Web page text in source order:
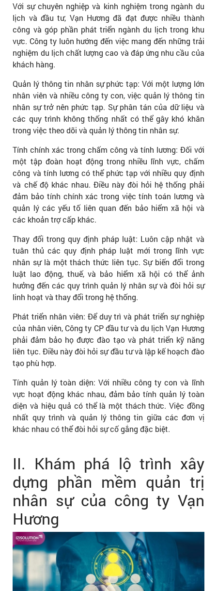
Với sự chuyên nghiệp và kinh nghiệm trong ngành du
lịch và đầu tư, Vạn Hương đã đạt được nhiều thành
công và góp phần phát triển ngành du lịch trong khu
vực. Công ty luôn hướng đến việc mang đến những trải
nghiệm du lịch chất lượng cao và đáp ứng nhu cầu của
khách hàng.
Quản lý thông tin nhân sự phức tạp: Với một lượng lớn
nhân viên và nhiều công ty con, việc quản lý thông tin
nhân sự trở nên phức tạp. Sự phân tán của dữ liệu và
các quy trình không thống nhất có thể gây khó khăn
trong việc theo dõi và quản lý thông tin nhân sự.
Tính chính xác trong chấm công và tính lương: Đối với
một tập đoàn hoạt động trong nhiều lĩnh vực, chấm
công và tính lương có thể phức tạp với nhiều quy định
và chế độ khác nhau. Điều này đòi hỏi hệ thống phải
đảm bảo tính chính xác trong việc tính toán lương và
quản lý các yếu tố liên quan đến bảo hiểm xã hội và
các khoản trợ cấp khác.
Thay đổi trong quy định pháp luật: Luôn cập nhật và
tuân thủ các quy định pháp luật mới trong lĩnh vực
nhân sự là một thách thức liên tục. Sự biến đổi trong
luật lao động, thuế, và bảo hiểm xã hội có thể ảnh
hưởng đến các quy trình quản lý nhân sự và đòi hỏi sự
linh hoạt và thay đổi trong hệ thống.
Phát triển nhân viên: Để duy trì và phát triển sự nghiệp
của nhân viên, Công ty CP đầu tư và du lịch Vạn Hương
phải đảm bảo họ được đào tạo và phát triển kỹ năng
liên tục. Điều này đòi hỏi sự đầu tư và lập kế hoạch đào
tạo phù hợp.
Tính quản lý toàn diện: Với nhiều công ty con và lĩnh
vực hoạt động khác nhau, đảm bảo tính quản lý toàn
diện và hiệu quả có thể là một thách thức. Việc đồng
nhất quy trình và quản lý thông tin giữa các đơn vị
khác nhau có thể đòi hỏi sự cố gắng đặc biệt.
II. Khám phá lộ trình xây
dựng phần mềm quản trị
nhân sự của công ty Vạn
Hương